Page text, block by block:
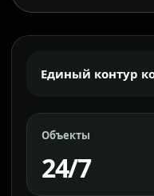
Единый контур
Объекты
24/7